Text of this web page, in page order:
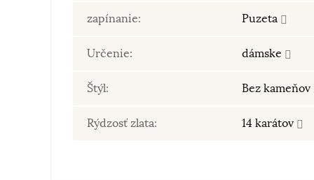
zapínanie: Puzeta
Určenie: dámske
Štýl: Bez kameňov
Rýdzosť zlata: 14 karátov